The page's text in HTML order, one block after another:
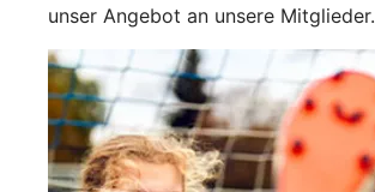
unser Angebot an unsere Mitglieder.